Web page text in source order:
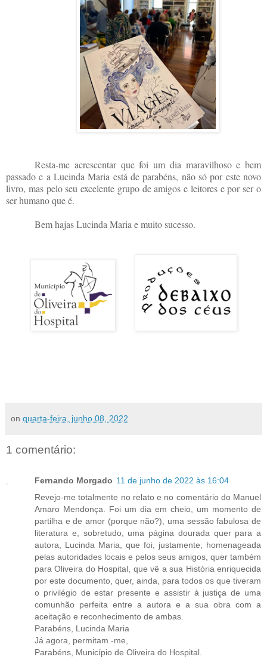
Resta-me acrescentar que foi um dia maravilhoso e bem
passado e a Lucinda Maria está de parabéns, não só por este novo
livro, mas pelo seu excelente grupo de amigos e leitores e por ser o
ser humano que é.
Bem hajas Lucinda Maria e muito sucesso.
on quarta-feira, junho 08, 2022
1 comentário:
Fernando Morgado 11 de junho de 2022 às 16:04
Revejo-me totalmente no relato e no comentário do Manuel
Amaro Mendonça. Foi um dia em cheio, um momento de
partilha e de amor (porque não?), uma sessão fabulosa de
literatura e, sobretudo, uma página dourada quer para a
autora, Lucinda Maria, que foi, justamente, homenageada
pelas autoridades locais e pelos seus amigos, quer também
para Oliveira do Hospital, que vê a sua História enriquecida
por este documento, quer, ainda, para todos os que tiveram
o privilégio de estar presente e assistir à justiça de uma
comunhão perfeita entre a autora e a sua obra com a
aceitação e reconhecimento de ambas.
Parabéns, Lucinda Maria
Já agora, permitam -me,
Parabéns, Município de Oliveira do Hospital.